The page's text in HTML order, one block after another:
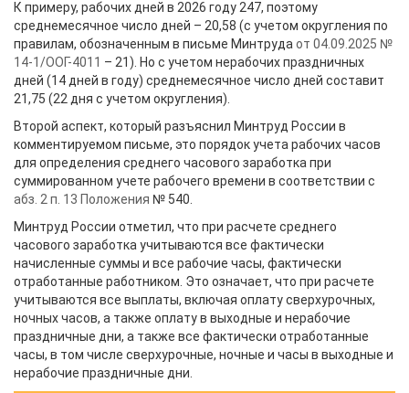
К примеру, рабочих дней в 2026 году 247, поэтому
среднемесячное число дней – 20,58 (с учетом округления по
правилам, обозначенным в письме Минтруда от 04.09.2025 №
14-1/ООГ-4011 – 21). Но с учетом нерабочих праздничных
дней (14 дней в году) среднемесячное число дней составит
21,75 (22 дня с учетом округления).
Второй аспект, который разъяснил Минтруд России в
комментируемом письме, это порядок учета рабочих часов
для определения среднего часового заработка при
суммированном учете рабочего времени в соответствии с
абз. 2 п. 13 Положения № 540.
Минтруд России отметил, что при расчете среднего
часового заработка учитываются все фактически
начисленные суммы и все рабочие часы, фактически
отработанные работником. Это означает, что при расчете
учитываются все выплаты, включая оплату сверхурочных,
ночных часов, а также оплату в выходные и нерабочие
праздничные дни, а также все фактически отработанные
часы, в том числе сверхурочные, ночные и часы в выходные и
нерабочие праздничные дни.